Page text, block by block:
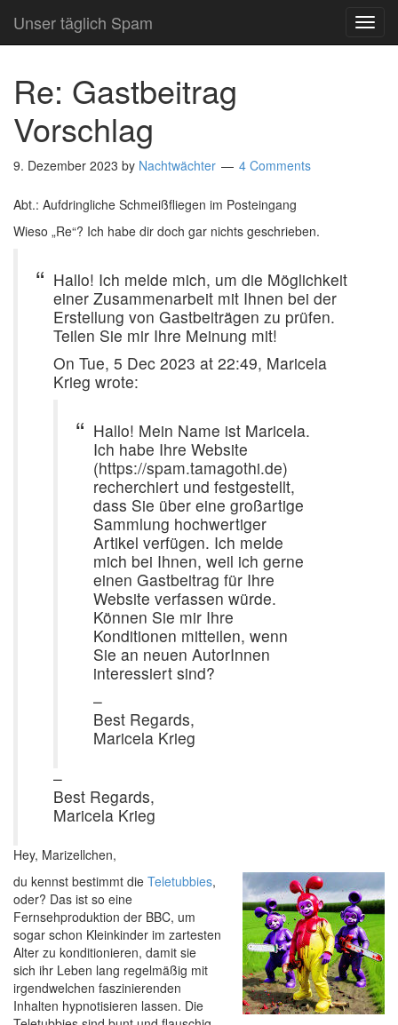
Unser täglich Spam
Re: Gastbeitrag
Vorschlag
9. Dezember 2023 by Nachtwächter 4 Comments
Abt.: Aufdringliche Schmeißfliegen im Posteingang
Wieso „Re“? Ich habe dir doch gar nichts geschrieben.
Hallo! Ich melde mich, um die Möglichkeit
einer Zusammenarbeit mit Ihnen bei der
Erstellung von Gastbeiträgen zu prüfen.
Teilen Sie mir Ihre Meinung mit!
On Tue, 5 Dec 2023 at 22:49, Maricela
Krieg wrote:
Hallo! Mein Name ist Maricela.
Ich habe Ihre Website
(https://spam.tamagothi.de)
recherchiert und festgestellt,
dass Sie über eine großartige
Sammlung hochwertiger
Artikel verfügen. Ich melde
mich bei Ihnen, weil ich gerne
einen Gastbeitrag für Ihre
Website verfassen würde.
Können Sie mir Ihre
Konditionen mitteilen, wenn
Sie an neuen AutorInnen
interessiert sind?
–
Best Regards,
Maricela Krieg
–
Best Regards,
Maricela Krieg
Hey, Marizellchen,
du kennst bestimmt die Teletubbies,
oder? Das ist so eine
Fernsehproduktion der BBC, um
sogar schon Kleinkinder im zartesten
Alter zu konditionieren, damit sie
sich ihr Leben lang regelmäßig mit
irgendwelchen faszinierenden
Inhalten hypnotisieren lassen. Die